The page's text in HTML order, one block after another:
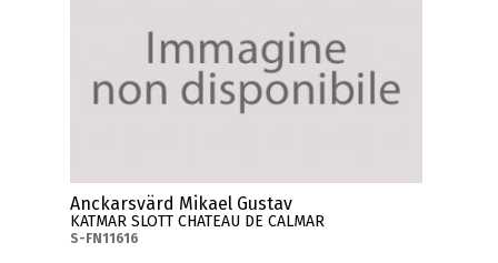
Anckarsvärd Mikael Gustav
KATMAR SLOTT CHATEAU DE CALMAR
S-FN11616